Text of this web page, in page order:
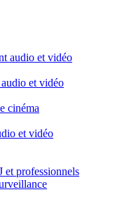
audio et vidéo
et vidéo
cinéma
et vidéo
et professionnels